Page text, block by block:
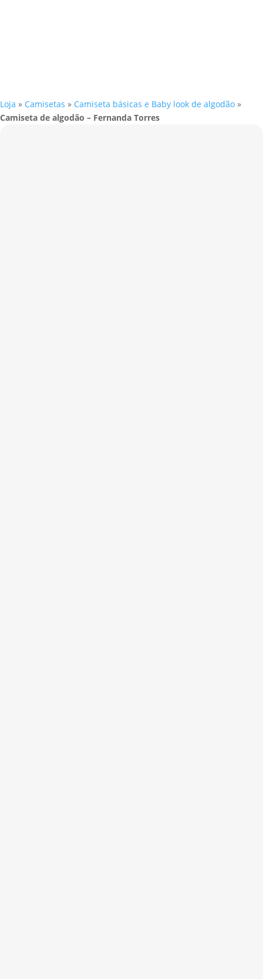
Loja » Camisetas » Camiseta básicas e Baby look de algodão »
Camiseta de algodão – Fernanda Torres